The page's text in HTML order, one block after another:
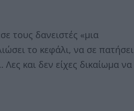
τους δανειστές «μια
το κεφάλι, να σε πατήσει
και δεν είχες δικαίωμα να